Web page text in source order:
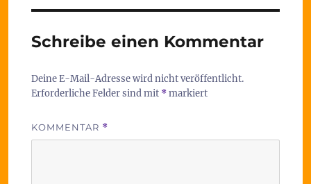
Schreibe einen Kommentar
Deine E-Mail-Adresse wird nicht veröffentlicht.
Erforderliche Felder sind mit *markiert
KOMMENTAR *